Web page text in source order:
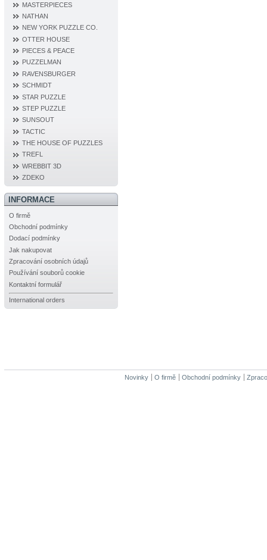
MASTERPIECES
NATHAN
NEW YORK PUZZLE CO.
OTTER HOUSE
PIECES & PEACE
PUZZELMAN
RAVENSBURGER
SCHMIDT
STAR PUZZLE
STEP PUZZLE
SUNSOUT
TACTIC
THE HOUSE OF PUZZLES
TREFL
WREBBIT 3D
ZDEKO
INFORMACE
O firmě
Obchodní podmínky
Dodací podmínky
Jak nakupovat
Zpracování osobních údajů
Používání souborů cookie
Kontaktní formulář
International orders
Novinky O firmě Obchodní podmínky